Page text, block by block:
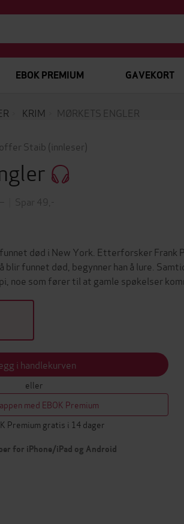
EBOK PREMIUM GAVEKORT
KRIM MØRKETS ENGLER
Staib (innleser)
Spar 49,-
død i New York. Etterforsker Frank
funnet død, begynner han å lure.
noe som fører til at gamle spøkelser
i handlekurven
eller
med EBOK Premium
Premium gratis i 14 dager
for iPhone/iPad og Android